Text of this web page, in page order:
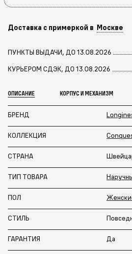
Доставка с примеркой в Москве
ПУНКТЫ ВЫДАЧИ, ДО 13.08.2026
КУРЬЕРОМ СДЭК, ДО 13.08.2026
ОПИСАНИЕ КОРПУС И МЕХАНИЗМ
БРЕНД
КОЛЛЕКЦИЯ
СТРАНА
ТИП ТОВАРА
ПОЛ
СТИЛЬ
ГАРАНТИЯ Да